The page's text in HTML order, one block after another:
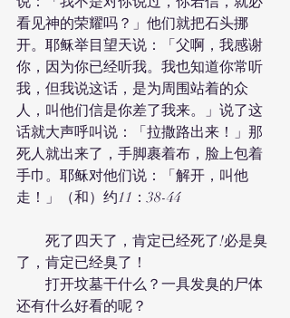
看见神的荣耀吗？」他们就把石头挪
开。耶稣举目望天说：「父啊，我感谢
你，因为你已经听我。我也知道你常听
我，但我说这话，是为周围站着的众
人，叫他们信是你差了我来。」说了这
话就大声呼叫说：「拉撒路出来！」那
死人就出来了，手脚裹着布，脸上包着
手巾。耶稣对他们说：「解开，叫他
走！」（和）约11：38-44
死了四天了，肯定已经死了!必是臭
了，肯定已经臭了！
打开坟墓干什么？一具发臭的尸体
还有什么好看的呢？